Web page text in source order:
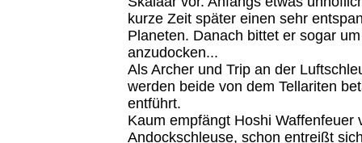
kurze Zeit später einen sehr
Planeten. Danach bittet er sogar
anzudocken...
Als Archer und Trip an der
werden beide von dem Tellariten
entführt.
Kaum empfängt Hoshi Waffenfeuer
Andockschleuse, schon entreißt